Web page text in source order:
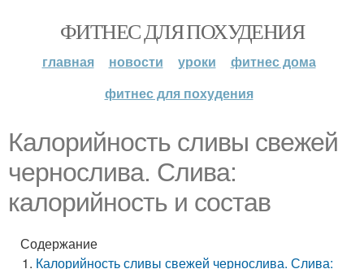
ФИТНЕС ДЛЯ ПОХУДЕНИЯ
главная новости уроки
фитнес дома
фитнес для похудения
Калорийность сливы свежей
чернослива. Слива:
калорийность и состав
Содержание
Калорийность сливы свежей чернослива. Слива: